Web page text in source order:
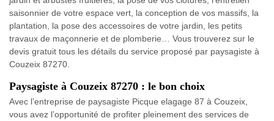
saisonnier de votre espace vert, la conception de vos massifs, la
plantation, la pose des accessoires de votre jardin, les petits
travaux de maçonnerie et de plomberie… Vous trouverez sur le
devis gratuit tous les détails du service proposé par paysagiste à
Couzeix 87270.
Paysagiste à Couzeix 87270 : le bon choix
Avec l’entreprise de paysagiste Picque elagage 87 à Couzeix,
vous avez l’opportunité de profiter pleinement des services de